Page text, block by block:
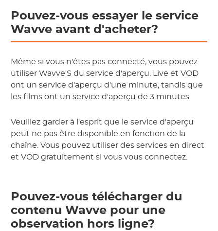
Pouvez-vous essayer le service
Wavve avant d'acheter?
Même si vous n'êtes pas connecté, vous pouvez
utiliser Wavve'S du service d'aperçu. Live et VOD
ont un service d'aperçu d'une minute, tandis que
les films ont un service d'aperçu de 3 minutes.
Veuillez garder à l'esprit que le service d'aperçu
peut ne pas être disponible en fonction de la
chaîne. Vous pouvez utiliser des services en direct
et VOD gratuitement si vous vous connectez.
Pouvez-vous télécharger du
contenu Wavve pour une
observation hors ligne?